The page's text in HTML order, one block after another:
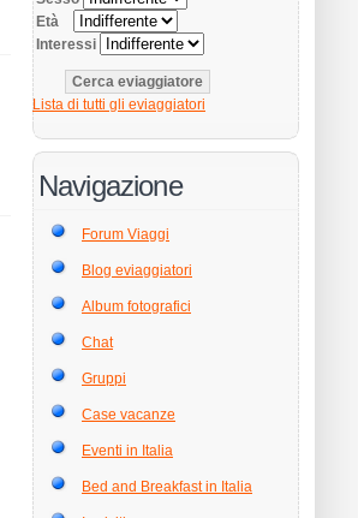
Età
Interessi
Lista di tutti gli eviaggiatori
Navigazione
Forum Viaggi
Blog eviaggiatori
Album fotografici
Chat
Gruppi
Case vacanze
Eventi in Italia
Bed and Breakfast in Italia